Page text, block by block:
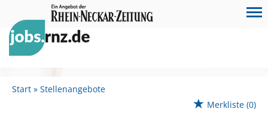
Start
Stellenangebote
Merkliste (0)